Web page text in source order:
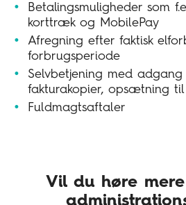
Betalingsmuligheder som
korttræk og MobilePay
Afregning efter faktisk
forbrugsperiode
Selvbetjening med
fakturakopier, opsætning
Fuldmagtsaftaler
Vil du høre